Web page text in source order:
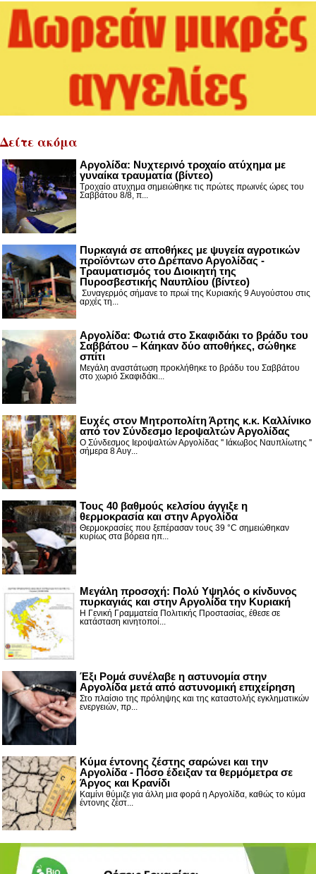
Δείτε ακόμα
Αργολίδα: Νυχτερινό τροχαίο ατύχημα με
γυναίκα τραυματία (βίντεο)
Τροχαίο ατυχημα σημειώθηκε τις πρώτες πρωινές ώρες του
Σαββάτου 8/8, π...
Πυρκαγιά σε αποθήκες με ψυγεία αγροτικών
προϊόντων στο Δρέπανο Αργολίδας -
Τραυματισμός του Διοικητή της
Πυροσβεστικής Ναυπλίου (βίντεο)
Συναγερμός σήμανε το πρωί της Κυριακής 9 Αυγούστου στις
αρχές τη...
Αργολίδα: Φωτιά στο Σκαφιδάκι το βράδυ του
Σαββάτου – Κάηκαν δύο αποθήκες, σώθηκε
σπίτι
Μεγάλη αναστάτωση προκλήθηκε το βράδυ του Σαββάτου
στο χωριό Σκαφιδάκι...
Ευχές στον Μητροπολίτη Άρτης κ.κ. Καλλίνικο
από τον Σύνδεσμο Ιεροψαλτών Αργολίδας
Ο Σύνδεσμος Ιεροψαλτών Αργολίδας '' Ιάκωβος Ναυπλίωτης ''
σήμερα 8 Αυγ...
Τους 40 βαθμούς κελσίου άγγιξε η
θερμοκρασία και στην Αργολίδα
Θερμοκρασίες που ξεπέρασαν τους 39 °C σημειώθηκαν
κυρίως στα βόρεια ηπ...
Μεγάλη προσοχή: Πολύ Υψηλός ο κίνδυνος
πυρκαγιάς και στην Αργολίδα την Κυριακή
Η Γενική Γραμματεία Πολιτικής Προστασίας, έθεσε σε
κατάσταση κινητοποί...
Έξι Ρομά συνέλαβε η αστυνομία στην
Αργολίδα μετά από αστυνομική επιχείρηση
Στο πλαίσιο της πρόληψης και της καταστολής εγκληματικών
ενεργειών, πρ...
Κύμα έντονης ζέστης σαρώνει και την
Αργολίδα - Πόσο έδειξαν τα θερμόμετρα σε
Άργος και Κρανίδι
Καμίνι θύμιζε για άλλη μια φορά η Αργολίδα, καθώς το κύμα
έντονης ζέστ...